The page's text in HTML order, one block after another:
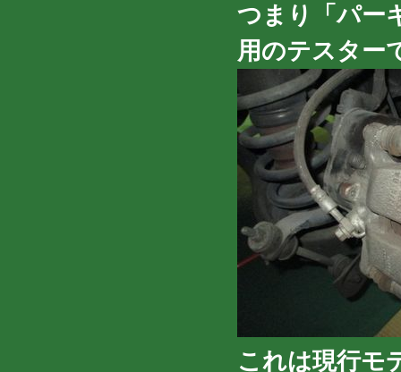
つまり「パー
用のテスター
これは現行モ